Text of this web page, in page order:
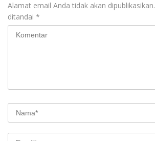
Alamat email Anda tidak akan dipublikasikan.
ditandai *